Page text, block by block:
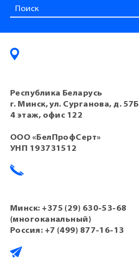
Республика Беларусь
г. Минск, ул. Сурганова, д. 57Б
4 этаж, офис 122
ООО «БелПрофСерт»
УНП 193731512
Минск: +375 (29) 630-53-68
(многоканальный)
Россия: +7 (499) 877-16-13